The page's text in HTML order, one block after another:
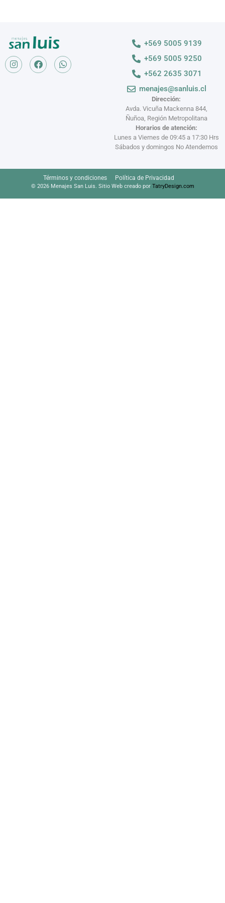
Dirección:
Avda. Vicuña Mackenna 844,
Ñuñoa, Región Metropolitana
Horarios de atención:
Lunes a Viernes de 09:45 a 17:30 Hrs
Sábados y domingos No Atendemos
+569 5005 9139
+569 5005 9250
+562 2635 3071
menajes@sanluis.cl
Términos y condiciones Política de Privacidad
© 2026 Menajes San Luis. Sitio Web creado por TatryDesign.com